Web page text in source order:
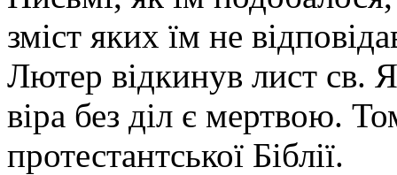
зміст яких їм не
Лютер відкинув лист св.
віра без діл є мертвою.
протестантської Біблії.